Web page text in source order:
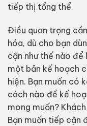
tiếp thị tổng thể.
Điều quan trọng
hóa, dù cho bạn
cận như thế nào
một bản kế hoạch
hiện. Bạn muốn có
cách nào để kế
mong muốn?
Bạn muốn tiếp cận